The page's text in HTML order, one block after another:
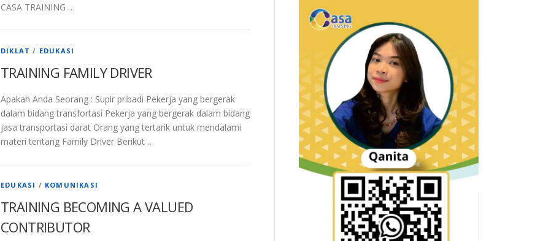
CASA TRAINING …
DIKLAT / EDUKASI
TRAINING FAMILY DRIVER
Apakah Anda Seorang : Supir pribadi Pekerja yang bergerak
dalam bidang transfortasi Pekerja yang bergerak dalam bidang
jasa transportasi darat Orang yang tertarik untuk mendalami
materi tentang Family Driver Berikut …
EDUKASI / KOMUNIKASI
TRAINING BECOMING A VALUED
CONTRIBUTOR